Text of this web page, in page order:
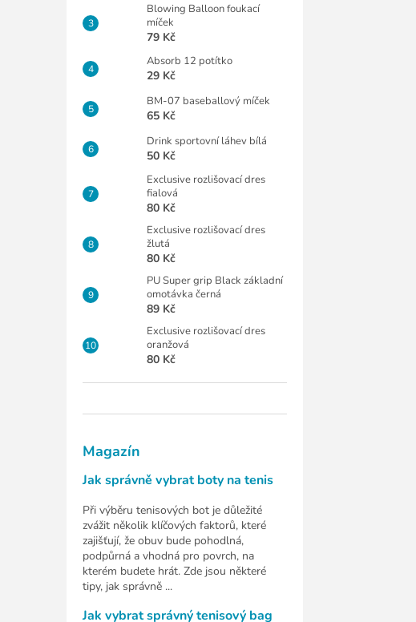
Blowing Balloon foukací
míček
79 Kč
Absorb 12 potítko
29 Kč
BM-07 baseballový míček
65 Kč
Drink sportovní láhev bílá
50 Kč
Exclusive rozlišovací dres
fialová
80 Kč
Exclusive rozlišovací dres
žlutá
80 Kč
PU Super grip Black základní
omotávka černá
89 Kč
Exclusive rozlišovací dres
oranžová
80 Kč
Magazín
Jak správně vybrat boty na tenis
Při výběru tenisových bot je důležité
zvážit několik klíčových faktorů, které
zajišťují, že obuv bude pohodlná,
podpůrná a vhodná pro povrch, na
kterém budete hrát. Zde jsou některé
tipy, jak správně ...
Jak vybrat správný tenisový bag